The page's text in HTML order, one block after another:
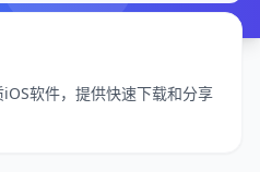
软件，提供快速下载和分享